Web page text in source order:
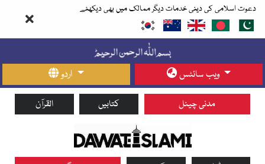
دعوت اسلامی کی دینی خدمات دیگر ممالک میں بھی دیکھئے
اردو ویب سائٹس
القرآن کتابیں مدنی چینل